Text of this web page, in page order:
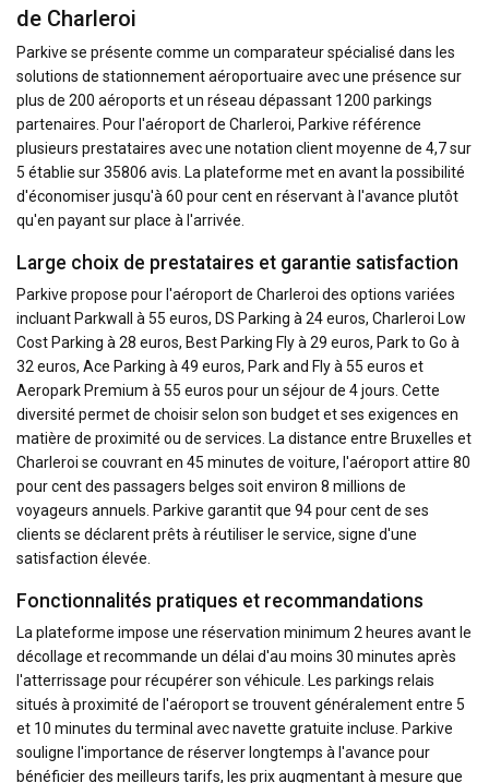
de Charleroi
Parkive se présente comme un comparateur spécialisé dans les
solutions de stationnement aéroportuaire avec une présence sur
plus de 200 aéroports et un réseau dépassant 1200 parkings
partenaires. Pour l'aéroport de Charleroi, Parkive référence
plusieurs prestataires avec une notation client moyenne de 4,7 sur
5 établie sur 35806 avis. La plateforme met en avant la possibilité
d'économiser jusqu'à 60 pour cent en réservant à l'avance plutôt
qu'en payant sur place à l'arrivée.
Large choix de prestataires et garantie satisfaction
Parkive propose pour l'aéroport de Charleroi des options variées
incluant Parkwall à 55 euros, DS Parking à 24 euros, Charleroi Low
Cost Parking à 28 euros, Best Parking Fly à 29 euros, Park to Go à
32 euros, Ace Parking à 49 euros, Park and Fly à 55 euros et
Aeropark Premium à 55 euros pour un séjour de 4 jours. Cette
diversité permet de choisir selon son budget et ses exigences en
matière de proximité ou de services. La distance entre Bruxelles et
Charleroi se couvrant en 45 minutes de voiture, l'aéroport attire 80
pour cent des passagers belges soit environ 8 millions de
voyageurs annuels. Parkive garantit que 94 pour cent de ses
clients se déclarent prêts à réutiliser le service, signe d'une
satisfaction élevée.
Fonctionnalités pratiques et recommandations
La plateforme impose une réservation minimum 2 heures avant le
décollage et recommande un délai d'au moins 30 minutes après
l'atterrissage pour récupérer son véhicule. Les parkings relais
situés à proximité de l'aéroport se trouvent généralement entre 5
et 10 minutes du terminal avec navette gratuite incluse. Parkive
souligne l'importance de réserver longtemps à l'avance pour
bénéficier des meilleurs tarifs, les prix augmentant à mesure que